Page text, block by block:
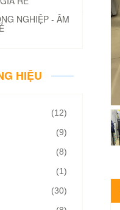
NGHIỆP - ÂM
HIỆU
(12)
(9)
(8)
(1)
(30)